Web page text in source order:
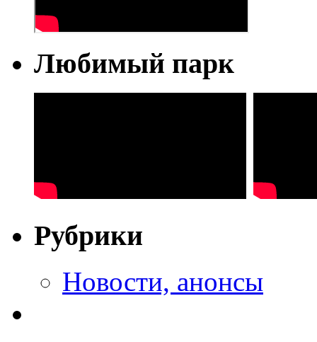
Любимый парк
Рубрики
Новости, анонсы